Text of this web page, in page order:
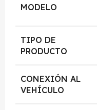
MODELO
TIPO DE
PRODUCTO
CONEXIÓN AL
VEHÍCULO